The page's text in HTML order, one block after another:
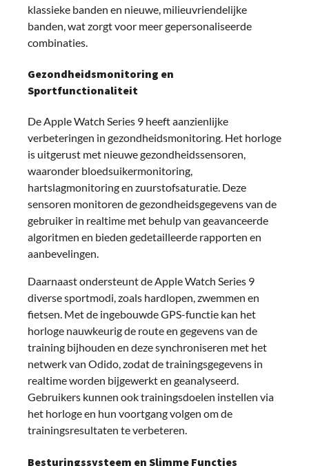
klassieke banden en nieuwe, milieuvriendelijke
banden, wat zorgt voor meer gepersonaliseerde
combinaties.
Gezondheidsmonitoring en
Sportfunctionaliteit
De Apple Watch Series 9 heeft aanzienlijke
verbeteringen in gezondheidsmonitoring. Het horloge
is uitgerust met nieuwe gezondheidssensoren,
waaronder bloedsuikermonitoring,
hartslagmonitoring en zuurstofsaturatie. Deze
sensoren monitoren de gezondheidsgegevens van de
gebruiker in realtime met behulp van geavanceerde
algoritmen en bieden gedetailleerde rapporten en
aanbevelingen.
Daarnaast ondersteunt de Apple Watch Series 9
diverse sportmodi, zoals hardlopen, zwemmen en
fietsen. Met de ingebouwde GPS-functie kan het
horloge nauwkeurig de route en gegevens van de
training bijhouden en deze synchroniseren met het
netwerk van Odido, zodat de trainingsgegevens in
realtime worden bijgewerkt en geanalyseerd.
Gebruikers kunnen ook trainingsdoelen instellen via
het horloge en hun voortgang volgen om de
trainingsresultaten te verbeteren.
Besturingssysteem en Slimme Functies